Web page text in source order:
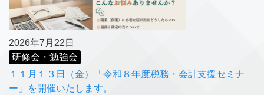
2026年7月22日
研修会・勉強会
１１月１３日（金）「令和８年度税務・会計支援セミナ
ー」を開催いたします。